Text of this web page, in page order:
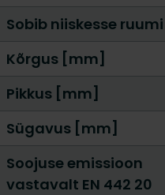
Sobib niiskesse ruumi
Kõrgus [mm]
Pikkus [mm]
Sügavus [mm]
Soojuse emissioon
vastavalt EN 442 20